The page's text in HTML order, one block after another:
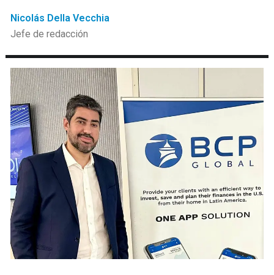
Nicolás Della Vecchia
Jefe de redacción